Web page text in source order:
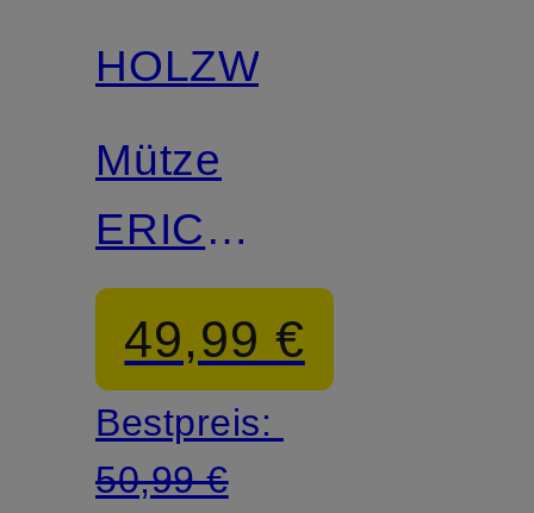
HOLZWEILER
Mütze
ERICA
mit
Alpaka
49,99 €
Bestpreis:
50,99 €